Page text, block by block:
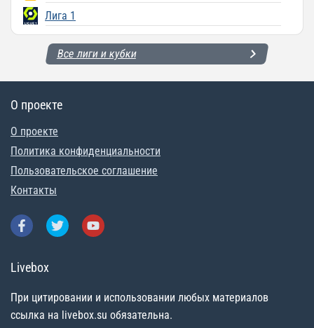
Лига 1
Все лиги и кубки
О проекте
О проекте
Политика конфиденциальности
Пользовательское соглашение
Контакты
Livebox
При цитировании и использовании любых материалов
ссылка на livebox.su обязательна.